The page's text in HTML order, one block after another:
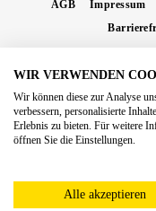
AGB Impressum
Copyright
Königstetter
europäschen Online-
WIR VERWENDEN
Wir können diese zur Analyse
verbessern, personalisierte
Erlebnis zu bieten. Für weitere
öffnen Sie die Einstellungen.
Alle akzeptieren